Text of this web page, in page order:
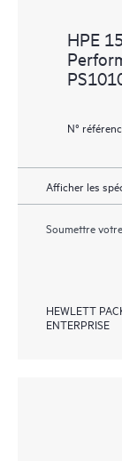
HPE
N°
Afficher les
Soumettre
HEWLETT
ENTERPRISE